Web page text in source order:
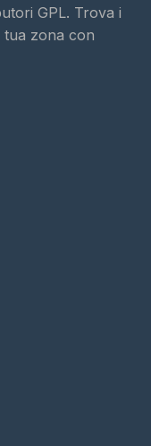
GPL. Trova i
tua zona con